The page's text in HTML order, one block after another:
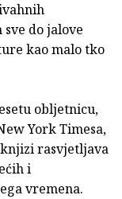
do jalove
kao malo tko
obljetnicu,
York Timesa,
rasvjetljava
i
vremena.